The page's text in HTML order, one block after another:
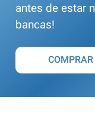
antes de estar
bancas!
COMPRAR